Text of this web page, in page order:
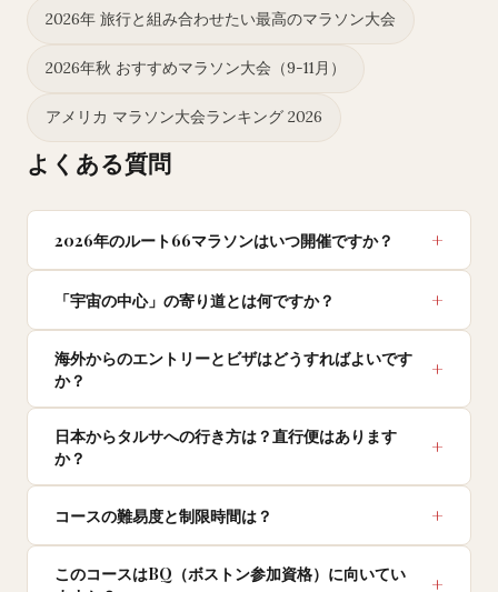
2026年 旅行と組み合わせたい最高のマラソン大会
2026年秋 おすすめマラソン大会（9-11月）
アメリカ マラソン大会ランキング 2026
よくある質問
2026年のルート66マラソンはいつ開催ですか？
「宇宙の中心」の寄り道とは何ですか？
海外からのエントリーとビザはどうすればよいです
か？
日本からタルサへの行き方は？直行便はあります
か？
コースの難易度と制限時間は？
このコースはBQ（ボストン参加資格）に向いてい